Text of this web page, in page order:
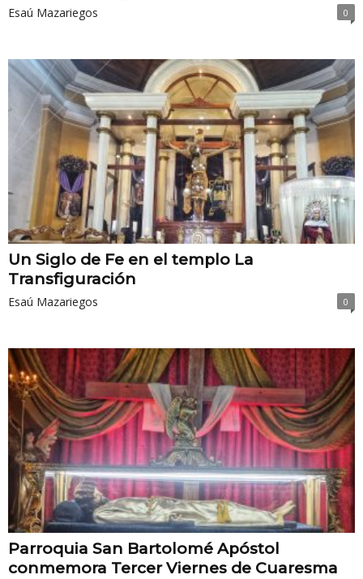
Esaú Mazariegos 0
Un Siglo de Fe en el templo La
Transfiguración
Esaú Mazariegos 0
Parroquia San Bartolomé Apóstol
conmemora Tercer Viernes de Cuaresma